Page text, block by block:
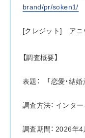
brand/pr/soken1/
[クレジット]　ア
【調査概要】
表題：　「恋愛・結
調査方法： インタ
調査期間： 2026年